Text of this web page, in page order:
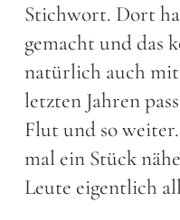
Stichwort. Dort
gemacht und das
natürlich auch
letzten Jahren
Flut und so
mal ein Stück
Leute eigentlich